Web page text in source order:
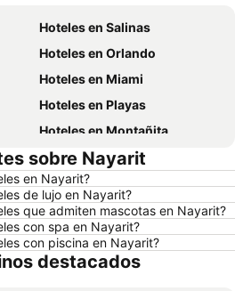
Hoteles en Salinas
Hoteles en Orlando
Hoteles en Miami
Hoteles en Playas
Hoteles en Montañita
Hoteles en Madrid
Hoteles en Bogotá
Hoteles en París
Hoteles en Ibarra
Hoteles en Chicago
sobre Nayarit
en Nayarit?
de lujo en Nayarit?
que admiten mascotas en Nayarit?
con spa en Nayarit?
con piscina en Nayarit?
destacados